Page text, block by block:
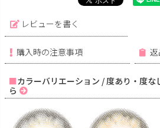
レビューを書く
購入時の注意事項
カラーバリエーション / 度あり・度な
ら